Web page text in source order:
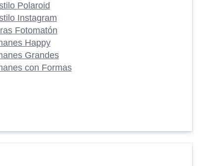
Polaroid
Instagram
Fotomatón
Happy
Grandes
con Formas